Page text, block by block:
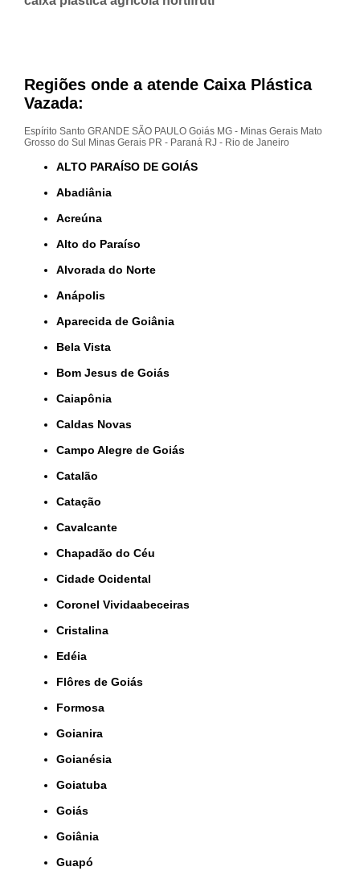
Regiões onde a atende Caixa Plástica
Vazada:
Espírito Santo GRANDE SÃO PAULO Goiás MG - Minas Gerais Mato
Grosso do Sul
Minas Gerais PR - Paraná RJ - Rio de Janeiro
ALTO PARAÍSO DE GOIÁS
Abadiânia
Acreúna
Alto do Paraíso
Alvorada do Norte
Anápolis
Aparecida de Goiânia
Bela Vista
Bom Jesus de Goiás
Caiapônia
Caldas Novas
Campo Alegre de Goiás
Catalão
Catação
Cavalcante
Chapadão do Céu
Cidade Ocidental
Coronel Vividaabeceiras
Cristalina
Edéia
Flôres de Goiás
Formosa
Goianira
Goianésia
Goiatuba
Goiás
Goiânia
Guapó